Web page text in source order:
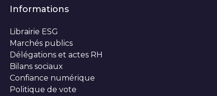
Informations
Librairie ESG
Marchés publics
Délégations et actes RH
Bilans sociaux
Confiance numérique
Politique de vote